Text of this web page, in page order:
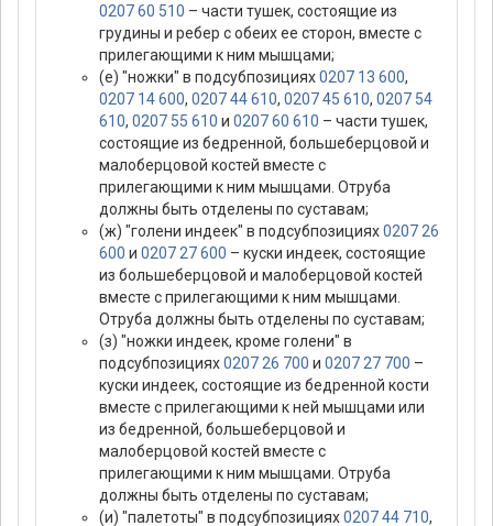
0207 60 510 – части тушек, состоящие из
грудины и ребер с обеих ее сторон, вместе с
прилегающими к ним мышцами;
(е) "ножки" в подсубпозициях0207 13 600,
0207 14 600, 0207 44 610, 0207 45 610, 0207 54
610, 0207 55 610 и 0207 60 610 – части тушек,
состоящие из бедренной, большеберцовой и
малоберцовой костей вместе с
прилегающими к ним мышцами. Отруба
должны быть отделены по суставам;
(ж) "голени индеек" в подсубпозициях0207 26
600 и 0207 27 600 – куски индеек, состоящие
из большеберцовой и малоберцовой костей
вместе с прилегающими к ним мышцами.
Отруба должны быть отделены по суставам;
(з) "ножки индеек, кроме голени" в
подсубпозициях0207 26 700 и 0207 27 700 –
куски индеек, состоящие из бедренной кости
вместе с прилегающими к ней мышцами или
из бедренной, большеберцовой и
малоберцовой костей вместе с
прилегающими к ним мышцами. Отруба
должны быть отделены по суставам;
(и) "палетоты" в подсубпозициях0207 44 710,